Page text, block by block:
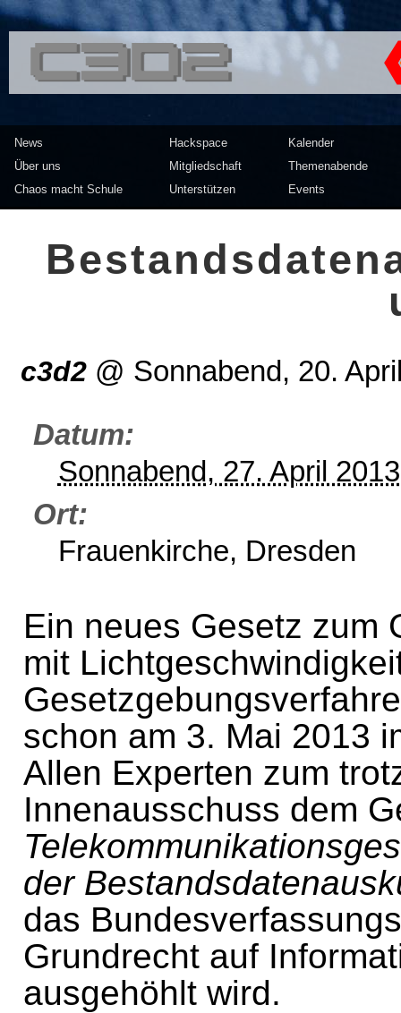
<<</>> Chaos Computer
News
Über uns
Chaos macht Schule
Hackspace
Mitgliedschaft
Unterstützen
Kalender
Themenabende
Events
c3d2 @ Sonnabend, 20.
Datum
Sonnabend, 27. April
Ort
Frauenkirche, Dresden
Ein neues Gesetz zum
mit
schon am 3. Mai 2013
Allen Experten zum
Innenausschuss dem
der
das
Grundrecht auf
ausgehöhlt wird.